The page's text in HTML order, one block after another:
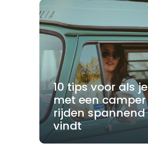
10 tips voor als je
met een camper
rijden spannend
vindt